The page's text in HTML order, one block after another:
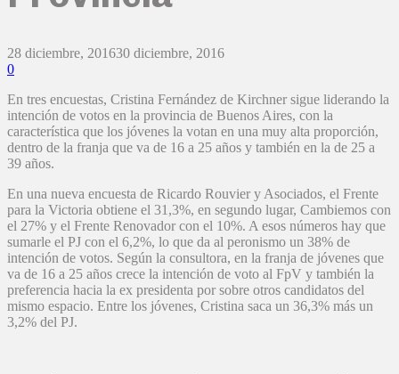
28 diciembre, 201630 diciembre, 2016
0
En tres encuestas, Cristina Fernández de Kirchner sigue liderando la
intención de votos en la provincia de Buenos Aires, con la
característica que los jóvenes la votan en una muy alta proporción,
dentro de la franja que va de 16 a 25 años y también en la de 25 a
39 años.
En una nueva encuesta de Ricardo Rouvier y Asociados, el Frente
para la Victoria obtiene el 31,3%, en segundo lugar, Cambiemos con
el 27% y el Frente Renovador con el 10%. A esos números hay que
sumarle el PJ con el 6,2%, lo que da al peronismo un 38% de
intención de votos. Según la consultora, en la franja de jóvenes que
va de 16 a 25 años crece la intención de voto al FpV y también la
preferencia hacia la ex presidenta por sobre otros candidatos del
mismo espacio. Entre los jóvenes, Cristina saca un 36,3% más un
3,2% del PJ.